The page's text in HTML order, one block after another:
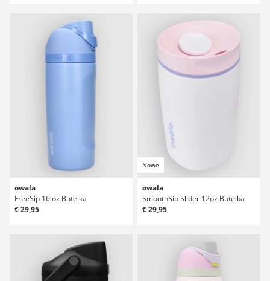
owala
FreeSip 16 oz Butelka
€ 29,95
Nowe
owala
SmoothSip Slider 12oz Butelka
€ 29,95